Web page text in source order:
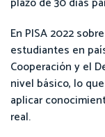
En PISA 2022
estudiantes en
Cooperación y el
nivel básico, lo
aplicar
real.